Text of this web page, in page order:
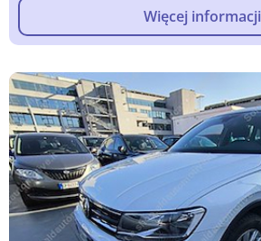
Więcej informacji